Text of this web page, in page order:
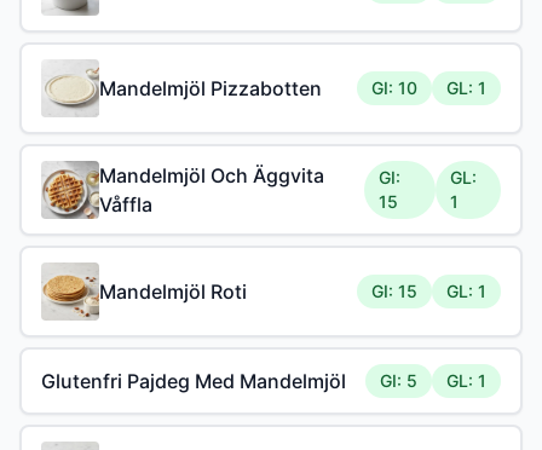
Mandelmjöl Pizzabotten GI: 10 GL: 1
Mandelmjöl Och Äggvita
Våffla
GI:
15
GL:
1
Mandelmjöl Roti GI: 15 GL: 1
Glutenfri Pajdeg Med Mandelmjöl GI: 5 GL: 1